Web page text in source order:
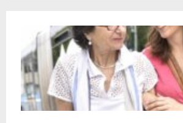
toegankelijk
voor
mensen
met
beperking